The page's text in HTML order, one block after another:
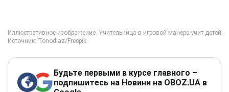
Будьте первыми в курсе главного –
подпишитесь на Новини на OBOZ.UA в